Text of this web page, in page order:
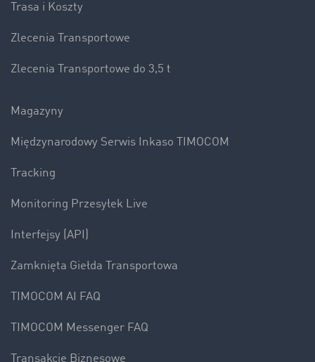
Trasa i Koszty
Zlecenia Transportowe
Zlecenia Transportowe do 3,5 t
Magazyny
Międzynarodowy Serwis Inkaso TIMOCOM
Tracking
Monitoring Przesyłek Live
Interfejsy (API)
Zamknięta Giełda Transportowa
TIMOCOM AI FAQ
TIMOCOM Messenger FAQ
Transakcje Biznesowe